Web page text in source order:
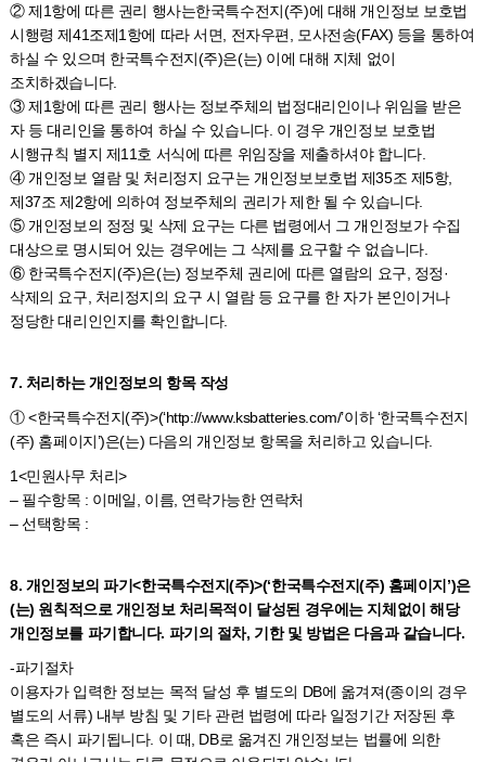
② 제1항에 따른 권리 행사는한국특수전지(주)에 대해 개인정보 보호법
시행령 제41조제1항에 따라 서면, 전자우편, 모사전송(FAX) 등을 통하여
하실 수 있으며 한국특수전지(주)은(는) 이에 대해 지체 없이
조치하겠습니다.
③ 제1항에 따른 권리 행사는 정보주체의 법정대리인이나 위임을 받은
자 등 대리인을 통하여 하실 수 있습니다. 이 경우 개인정보 보호법
시행규칙 별지 제11호 서식에 따른 위임장을 제출하셔야 합니다.
④ 개인정보 열람 및 처리정지 요구는 개인정보보호법 제35조 제5항,
제37조 제2항에 의하여 정보주체의 권리가 제한 될 수 있습니다.
⑤ 개인정보의 정정 및 삭제 요구는 다른 법령에서 그 개인정보가 수집
대상으로 명시되어 있는 경우에는 그 삭제를 요구할 수 없습니다.
⑥ 한국특수전지(주)은(는) 정보주체 권리에 따른 열람의 요구, 정정·
삭제의 요구, 처리정지의 요구 시 열람 등 요구를 한 자가 본인이거나
정당한 대리인인지를 확인합니다.
7. 처리하는 개인정보의 항목 작성
① <한국특수전지(주)>(‘http://www.ksbatteries.com/’이하 ‘한국특수전지
(주) 홈페이지’)은(는) 다음의 개인정보 항목을 처리하고 있습니다.
1<민원사무 처리>
– 필수항목 : 이메일, 이름, 연락가능한 연락처
– 선택항목 :
8. 개인정보의 파기<한국특수전지(주)>(‘한국특수전지(주) 홈페이지’)은
(는) 원칙적으로 개인정보 처리목적이 달성된 경우에는 지체없이 해당
개인정보를 파기합니다. 파기의 절차, 기한 및 방법은 다음과 같습니다.
-파기절차
이용자가 입력한 정보는 목적 달성 후 별도의 DB에 옮겨져(종이의 경우
별도의 서류) 내부 방침 및 기타 관련 법령에 따라 일정기간 저장된 후
혹은 즉시 파기됩니다. 이 때, DB로 옮겨진 개인정보는 법률에 의한